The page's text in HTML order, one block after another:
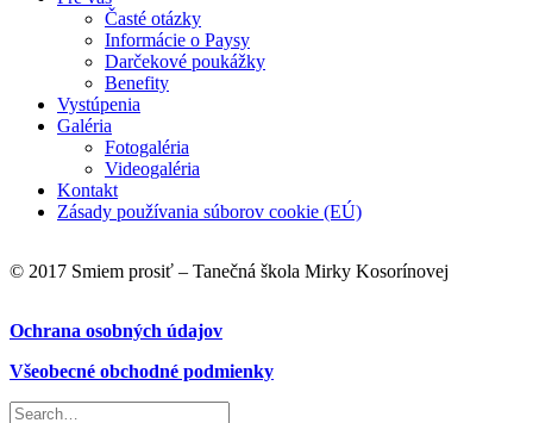
Časté otázky
Informácie o Paysy
Darčekové poukážky
Benefity
Vystúpenia
Galéria
Fotogaléria
Videogaléria
Kontakt
Zásady používania súborov cookie (EÚ)
© 2017 Smiem prosiť – Tanečná škola Mirky Kosorínovej
Ochrana osobných údajov
Všeobecné obchodné podmienky